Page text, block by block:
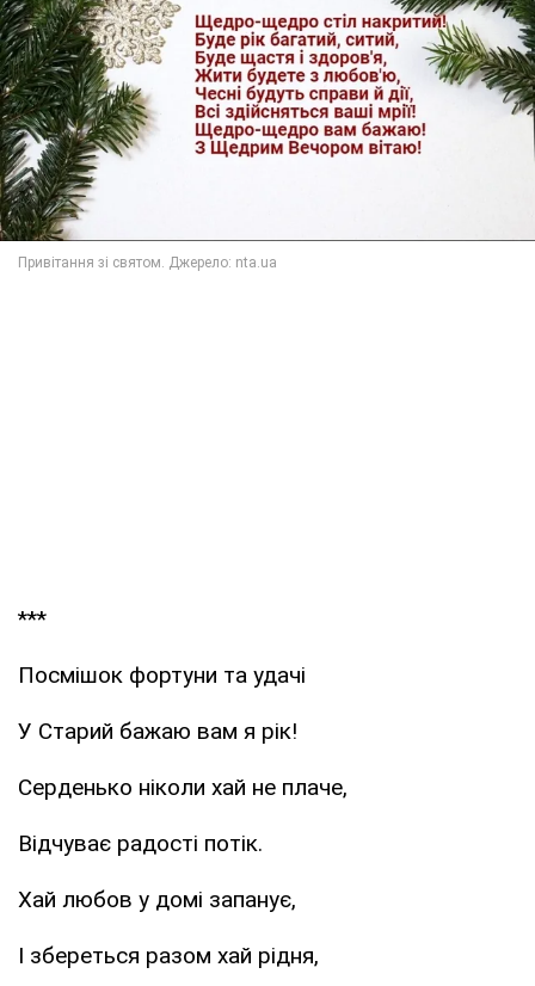
***
Посмішок фортуни та удачі
У Старий бажаю вам я рік!
Серденько ніколи хай не плаче,
Відчуває радості потік.
Хай любов у домі запанує,
І збереться разом хай рідня,